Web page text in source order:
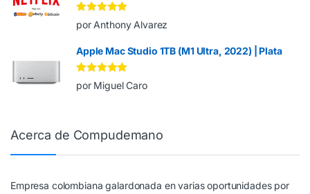
Valorado en5
de 5
por Anthony Alvarez
Apple Mac Studio 1TB (M1 Ultra, 2022) | Plata
Valorado en 5
de 5
por Miguel Caro
Acerca de Compudemano
Empresa colombiana galardonada en varias oportunidades por